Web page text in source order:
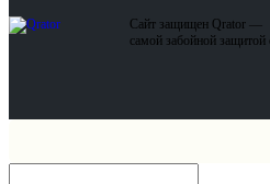
Сайт защищен Qrator —
самой забойной